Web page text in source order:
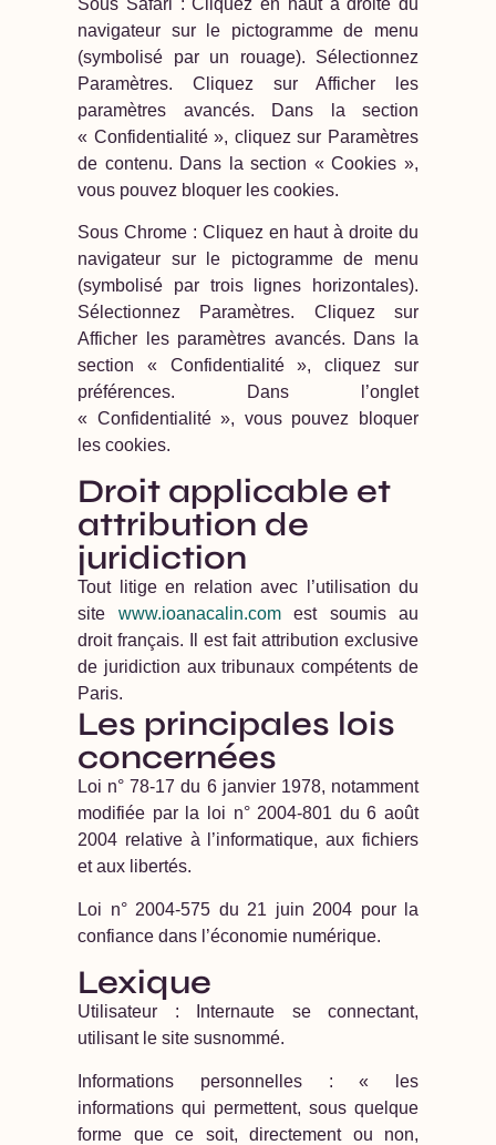
navigateur sur le pictogramme de menu
(symbolisé par un rouage). Sélectionnez
Paramètres. Cliquez sur Afficher les
paramètres avancés. Dans la section
« Confidentialité », cliquez sur Paramètres
de contenu. Dans la section « Cookies »,
vous pouvez bloquer les cookies.
Sous Chrome : Cliquez en haut à droite du
navigateur sur le pictogramme de menu
(symbolisé par trois lignes horizontales).
Sélectionnez Paramètres. Cliquez sur
Afficher les paramètres avancés. Dans la
section « Confidentialité », cliquez sur
préférences. Dans l’onglet
« Confidentialité », vous pouvez bloquer
les cookies.
Droit applicable et
attribution de
juridiction
Tout litige en relation avec l’utilisation du
site www.ioanacalin.comest soumis au
droit français. Il est fait attribution exclusive
de juridiction aux tribunaux compétents de
Paris.
Les principales lois
concernées
Loi n° 78-17 du 6 janvier 1978, notamment
modifiée par la loi n° 2004-801 du 6 août
2004 relative à l’informatique, aux fichiers
et aux libertés.
Loi n° 2004-575 du 21 juin 2004 pour la
confiance dans l’économie numérique.
Lexique
Utilisateur : Internaute se connectant,
utilisant le site susnommé.
Informations personnelles : « les
informations qui permettent, sous quelque
forme que ce soit, directement ou non,